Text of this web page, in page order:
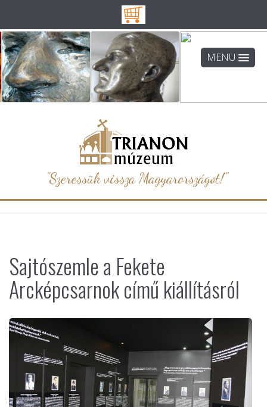
MENU
"Szeressük vissza Magyarországot!"
Sajtószemle a Fekete
Arcképcsarnok című kiállításról